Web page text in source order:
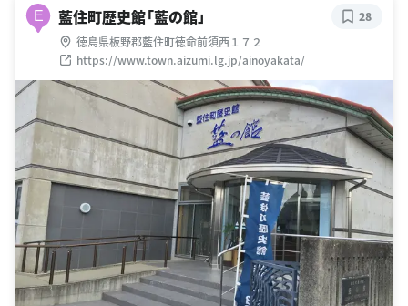
E 藍住町歴史館「藍の館」
徳島県板野郡藍住町徳命前須西１７２
https://www.town.aizumi.lg.jp/ainoyakata/
28